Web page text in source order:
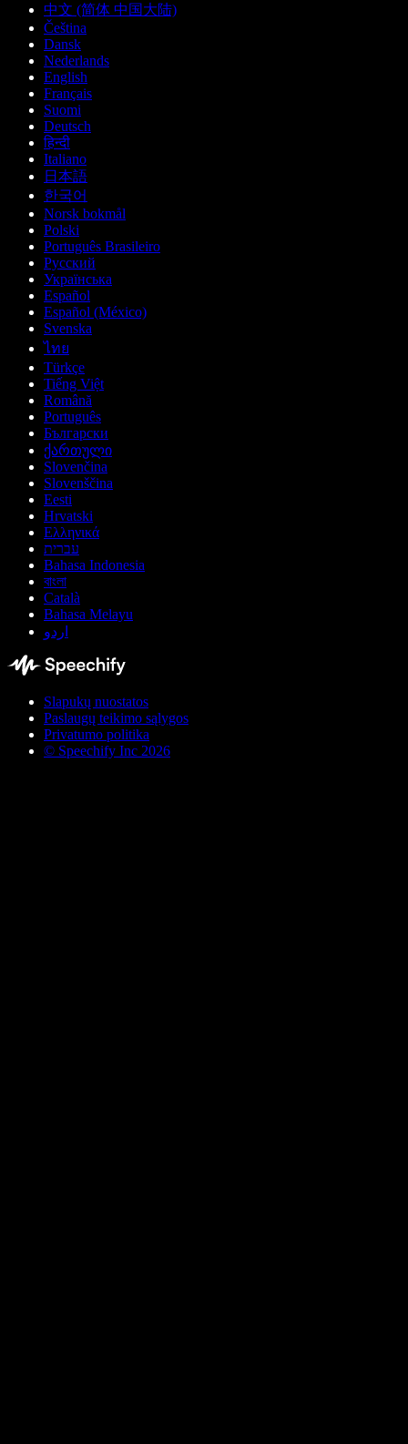
中文 (简体 中国大陆)
Čeština
Dansk
Nederlands
English
Français
Suomi
Deutsch
हिन्दी
Italiano
日本語
한국어
Norsk bokmål
Polski
Português Brasileiro
Русский
Українська
Español
Español (México)
Svenska
ไทย
Türkçe
Tiếng Việt
Română
Português
Български
ქართული
Slovenčina
Slovenščina
Eesti
Hrvatski
Ελληνικά
עברית
Bahasa Indonesia
বাংলা
Català
Bahasa Melayu
اردو
Slapukų nuostatos
Paslaugų teikimo sąlygos
Privatumo politika
© Speechify Inc 2026